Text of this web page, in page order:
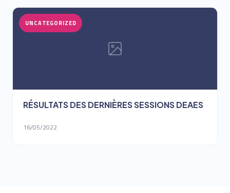
UNCATEGORIZED
RÉSULTATS DES DERNIÈRES SESSIONS DEAES
16/05/2022